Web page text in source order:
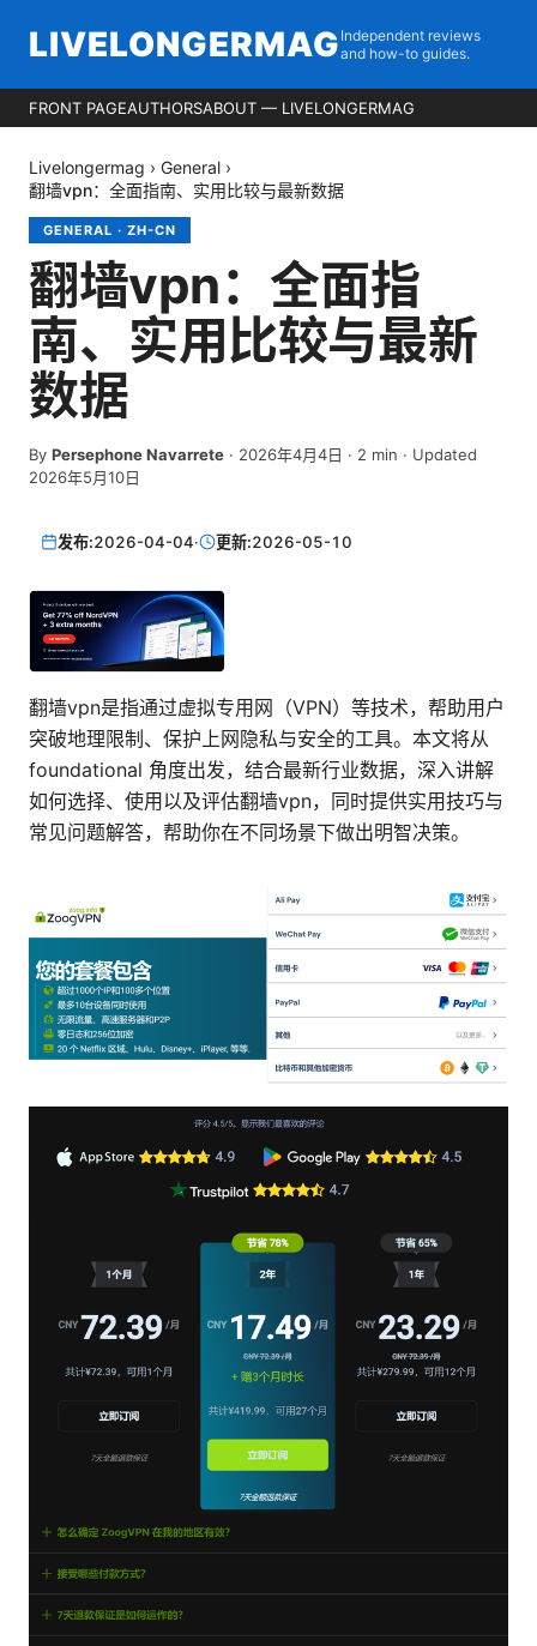
LIVELONGERMAG Independent reviews
and how-to guides.
FRONT PAGEAUTHORSABOUT — LIVELONGERMAG
Livelongermag › General ›
翻墙vpn：全面指南、实用比较与最新数据
GENERAL · ZH-CN
翻墙vpn：全面指
南、实用比较与最新
数据
By Persephone Navarrete · 2026年4月4日 · 2 min · Updated
2026年5月10日
发布:2026-04-04· 更新:2026-05-10
翻墙vpn是指通过虚拟专用网（VPN）等技术，帮助用户
突破地理限制、保护上网隐私与安全的工具。本文将从
foundational 角度出发，结合最新行业数据，深入讲解
如何选择、使用以及评估翻墙vpn，同时提供实用技巧与
常见问题解答，帮助你在不同场景下做出明智决策。